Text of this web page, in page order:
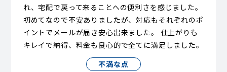
れ、宅配で戻って来ることへの便利さを感じました。
初めてなので不安ありましたが、対応もそれぞれのポ
イントでメールが届き安心出来ました。 仕上がりも
キレイで納得、料金も良心的で全てに満足しました。
不満な点